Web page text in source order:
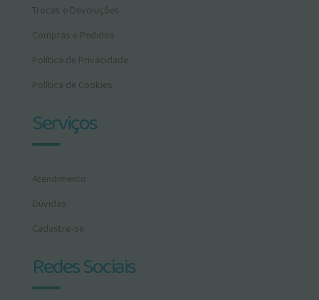
Trocas e Devoluções
Compras e Pedidos
Política de Privacidade
Política de Cookies
Serviços
Atendimento
Dúvidas
Cadastre-se
Redes Sociais